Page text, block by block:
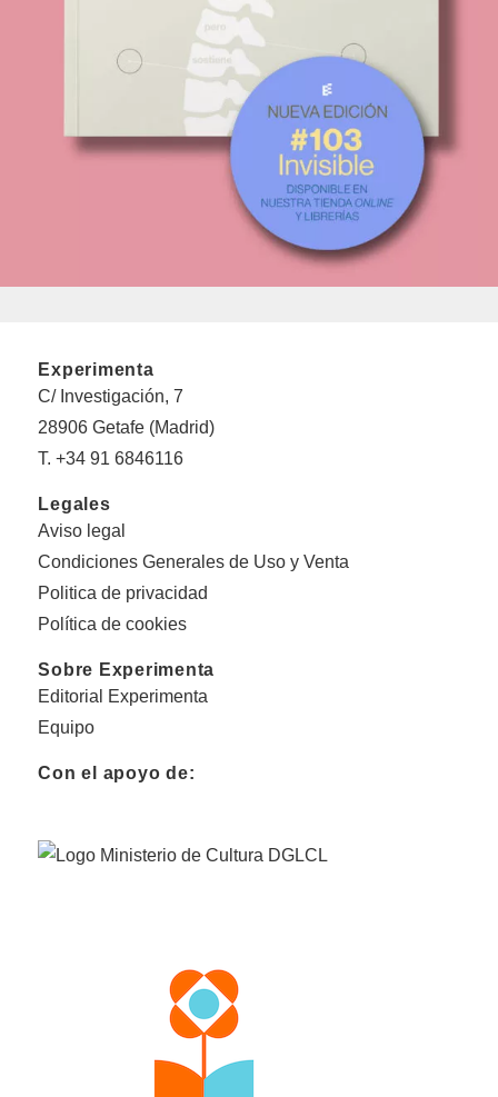
Experimenta
C/ Investigación, 7
28906 Getafe (Madrid)
T. +34 91 6846116
Legales
Aviso legal
Condiciones Generales de Uso y Venta
Politica de privacidad
Política de cookies
Sobre Experimenta
Editorial Experimenta
Equipo
Con el apoyo de: